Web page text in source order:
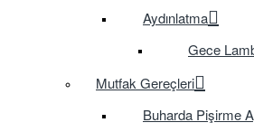
Aydınlatma
Gece
Mutfak Gereçleri
Buharda Pişirme